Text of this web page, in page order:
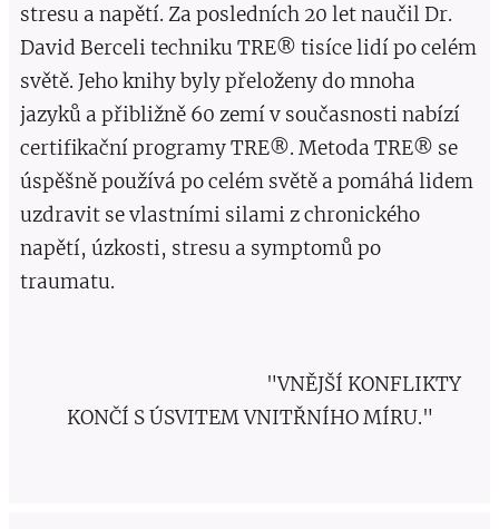
stresu a napětí. Za posledních 20 let naučil Dr.
David Berceli techniku TRE® tisíce lidí po celém
světě. Jeho knihy byly přeloženy do mnoha
jazyků a přibližně 60 zemí v současnosti nabízí
certifikační programy TRE®. Metoda TRE® se
úspěšně používá po celém světě a pomáhá lidem
uzdravit se vlastními silami z chronického
napětí, úzkosti, stresu a symptomů po
traumatu.
"VNĚJŠÍ KONFLIKTY
KONČÍ S ÚSVITEM VNITŘNÍHO MÍRU."